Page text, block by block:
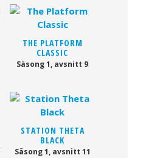
THE PLATFORM
CLASSIC
Säsong 1, avsnitt 9
STATION THETA
BLACK
Säsong 1, avsnitt 11